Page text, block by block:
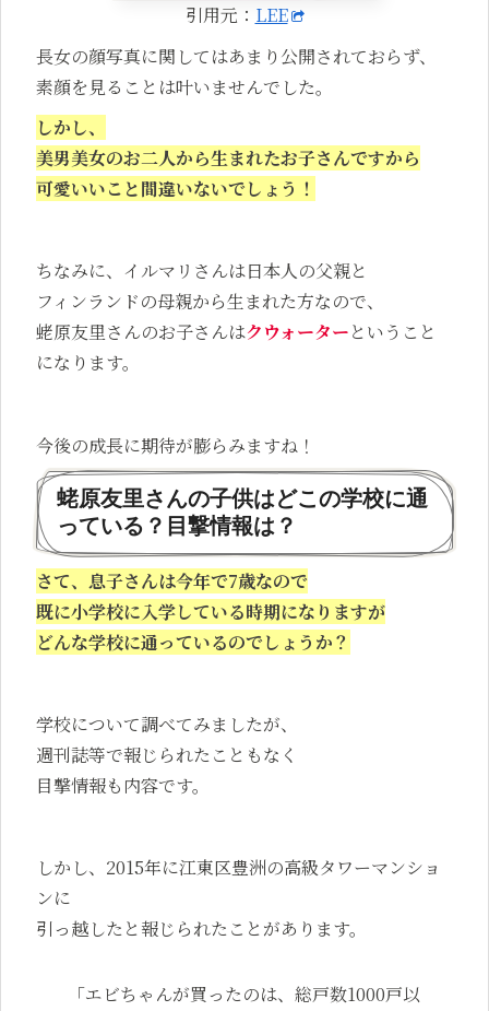
引用元： LEE
長女の顔写真に関してはあまり公開されておらず、
素顔を見ることは叶いませんでした。
しかし、
美男美女のお二人から生まれたお子さんですから
可愛いいこと間違いないでしょう！
ちなみに、イルマリさんは日本人の父親と
フィンランドの母親から生まれた方なので、
蛯原友里さんのお子さんはクウォーターということ
になります。
今後の成長に期待が膨らみますね！
蛯原友里さんの子供はどこの学校に通
っている？目撃情報は？
さて、息子さんは今年で7歳なので
既に小学校に入学している時期になりますが
どんな学校に通っているのでしょうか？
学校について調べてみましたが、
週刊誌等で報じられたこともなく
目撃情報も内容です。
しかし、2015年に江東区豊洲の高級タワーマンショ
ンに
引っ越したと報じられたことがあります。
「エビちゃんが買ったのは、総戸数1000戸以